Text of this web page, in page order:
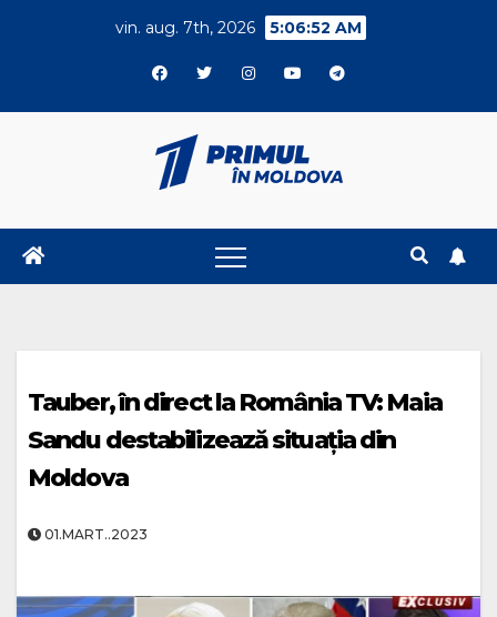
vin. aug. 7th, 2026 5:06:53 AM
Tauber, în direct la România TV: Maia
Sandu destabilizează situația din
Moldova
01.MART..2023